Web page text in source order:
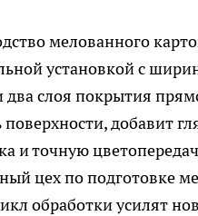
мелованного
установкой с
слоя покрытия
добавит
и точную
цех по подготовке
обработки усилят